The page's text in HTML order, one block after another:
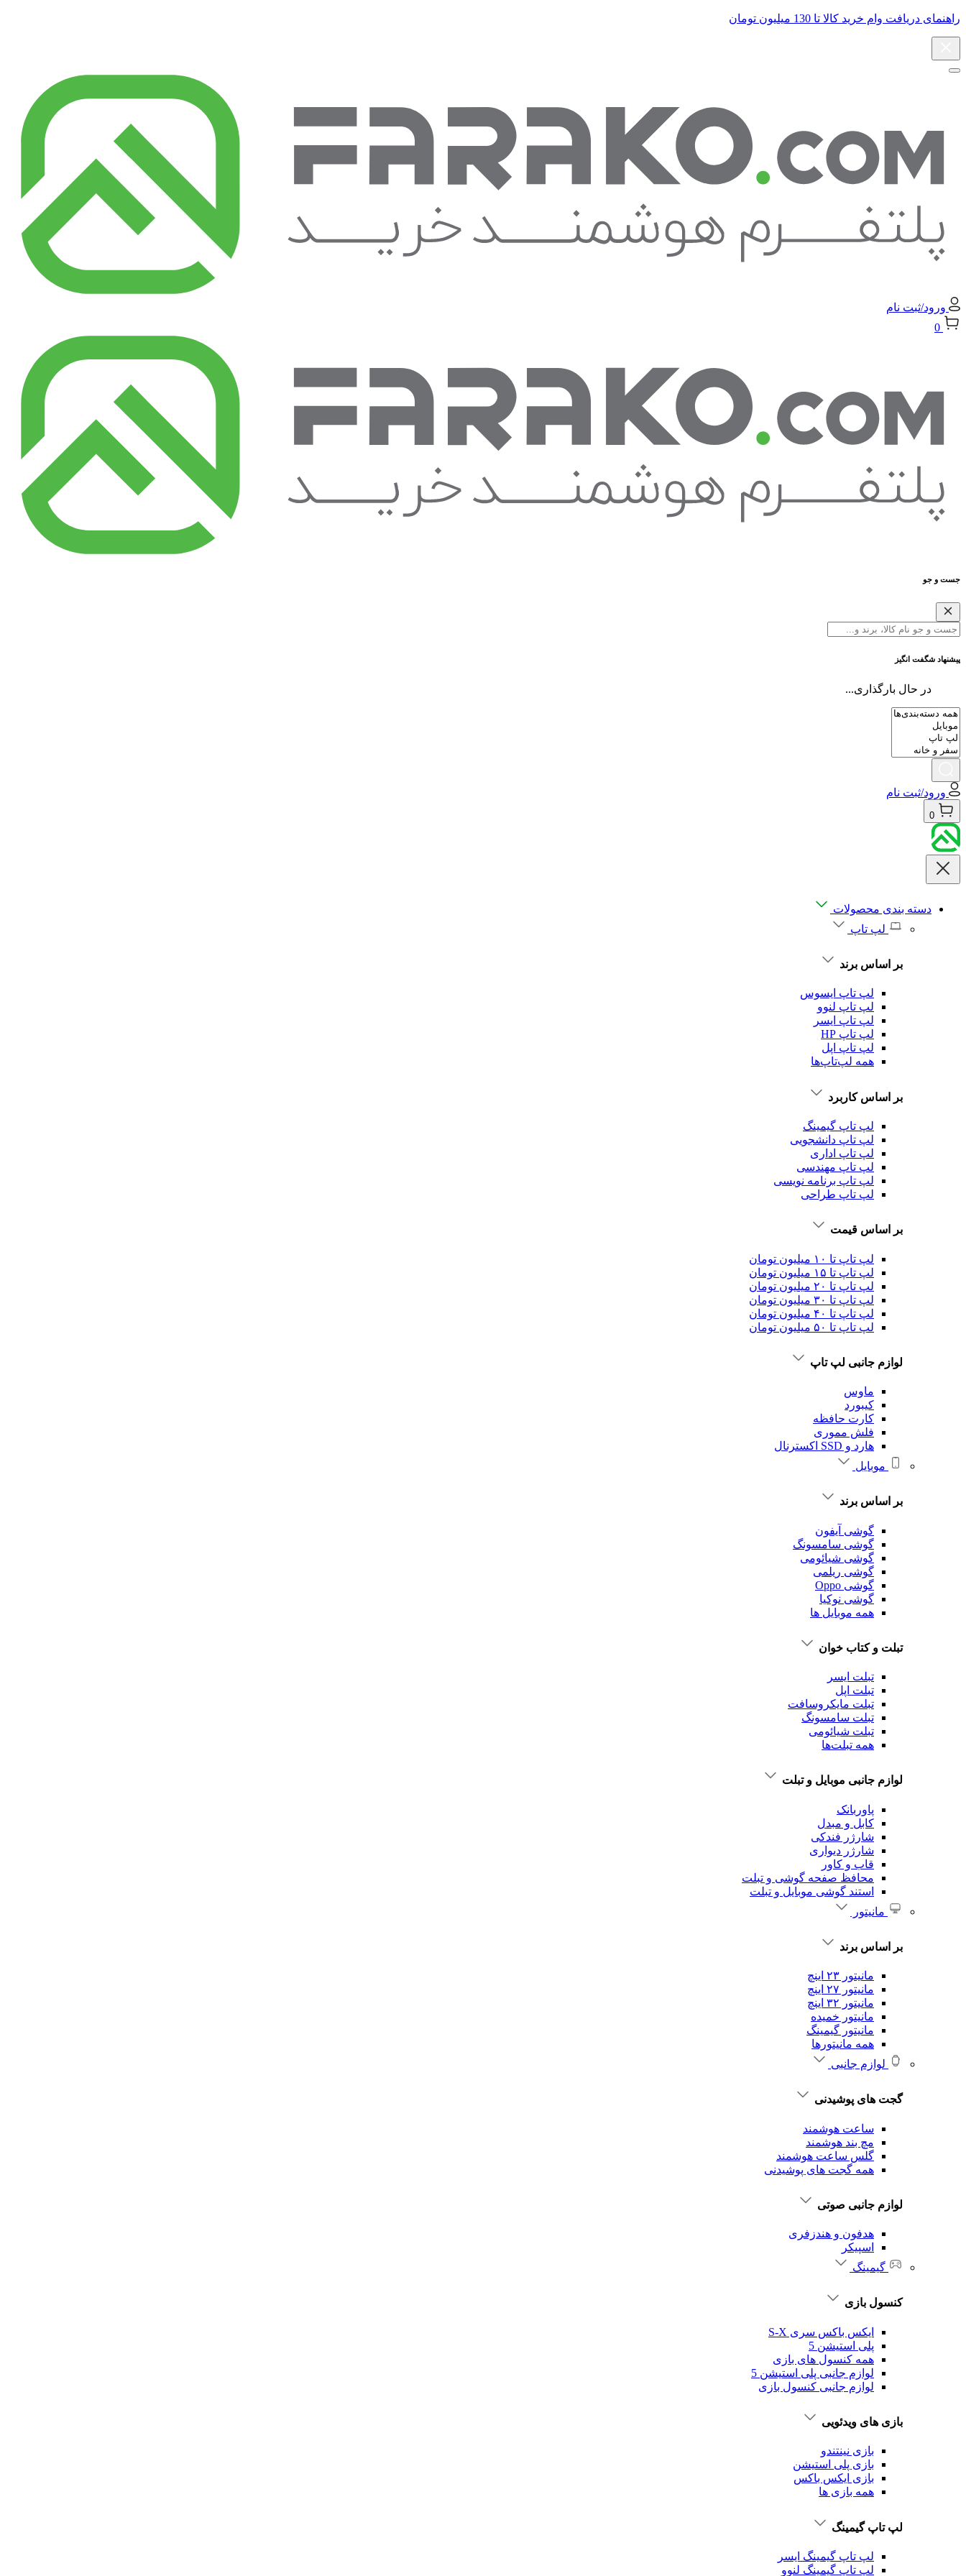
راهنمای دریافت وام خرید کالا تا 130 میلیون تومان
ورود/ثبت نام
0
جست و جو
پیشنهاد شگفت انگیز
در حال بارگذاری...
ورود/ثبت نام
0
دسته بندی محصولات
لپ تاپ
بر اساس برند
لپ تاپ ایسوس
لپ تاپ لنوو
لپ تاپ ایسر
لپ تاپ HP
لپ تاپ اپل
همه لپ‌تاپ‌ها
بر اساس کاربرد
لپ تاپ گیمینگ
لپ تاپ دانشجویی
لپ تاپ اداری
لپ تاپ مهندسی
لپ تاپ برنامه نویسی
لپ تاپ طراحی
بر اساس قیمت
لپ تاپ تا ۱۰ میلیون تومان
لپ تاپ تا ۱۵ میلیون تومان
لپ تاپ تا ۲۰ میلیون تومان
لپ تاپ تا ۳۰ میلیون تومان
لپ تاپ تا ۴۰ میلیون تومان
لپ تاپ تا ۵۰ میلیون تومان
لوازم جانبی لپ تاپ
ماوس
کیبورد
کارت حافظه
فلش مموری
هارد و SSD اکسترنال
موبایل
بر اساس برند
گوشی آیفون
گوشی سامسونگ
گوشی شیائومی
گوشی ریلمی
گوشی Oppo
گوشی نوکیا
همه موبایل ها
تبلت و کتاب خوان
تبلت ایسر
تبلت اپل
تبلت‌ مایکروسافت
تبلت‌ سامسونگ
تبلت شیائومی
همه تبلت‌ها
لوازم جانبی موبایل و تبلت
پاوربانک
کابل و مبدل
شارژر فندکی
شارژر دیواری
قاب و کاور
محافظ صفحه گوشی و تبلت
استند گوشی موبایل و تبلت
مانیتور
بر اساس برند
مانیتور ۲۳ اینچ
مانیتور ۲۷ اینچ
مانیتور ۳۲ اینچ
مانیتور خمیده
مانیتور گیمینگ
همه مانیتورها
لوازم جانبی
گجت های پوشیدنی
ساعت هوشمند
مچ بند هوشمند
گلس ساعت هوشمند
همه گجت های پوشیدنی
لوازم جانبی صوتی
هدفون و هندزفری
اسپیکر
گیمینگ
کنسول بازی
ایکس باکس سری S-X
پلی استیشن 5
همه کنسول های بازی
لوازم جانبی پلی استیشن 5
لوازم جانبی کنسول بازی
بازی های ویدئویی
بازی نینتندو
بازی پلی استیشن
بازی ایکس باکس
همه بازی ها
لپ تاپ گیمینگ
لپ تاپ گیمینگ ایسر
لپ تاپ گیمینگ لنوو